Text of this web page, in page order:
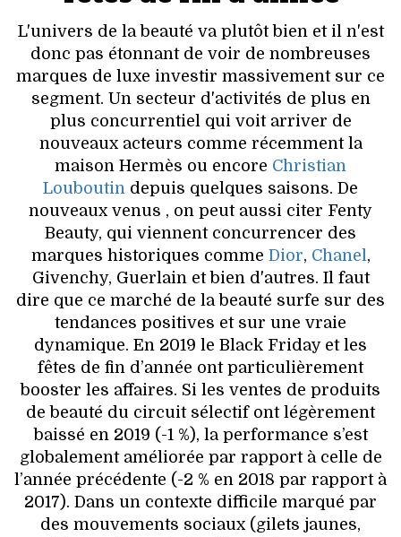
L'univers de la beauté va plutôt bien et il n'est
donc pas étonnant de voir de nombreuses
marques de luxe investir massivement sur ce
segment. Un secteur d'activités de plus en
plus concurrentiel qui voit arriver de
nouveaux acteurs comme récemment la
maison Hermès ou encore Christian
Louboutin depuis quelques saisons. De
nouveaux venus , on peut aussi citer Fenty
Beauty, qui viennent concurrencer des
marques historiques comme Dior, Chanel,
Givenchy, Guerlain et bien d'autres. Il faut
dire que ce marché de la beauté surfe sur des
tendances positives et sur une vraie
dynamique. En 2019 le Black Friday et les
fêtes de fin d’année ont particulièrement
booster les affaires. Si les ventes de produits
de beauté du circuit sélectif ont légèrement
baissé en 2019 (-1 %), la performance s’est
globalement améliorée par rapport à celle de
l’année précédente (-2 % en 2018 par rapport à
2017). Dans un contexte difficile marqué par
des mouvements sociaux (gilets jaunes,